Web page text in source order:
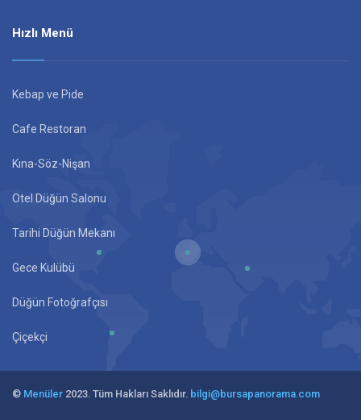
Hızlı Menü
Kebap ve Pide
Cafe Restoran
Kına-Söz-Nişan
Otel Düğün Salonu
Tarihi Düğün Mekanı
Gece Kulübü
Düğün Fotoğrafçısı
Çiçekçi
© Menüler 2023. Tüm Hakları Saklıdır. bilgi@bursapanorama.com